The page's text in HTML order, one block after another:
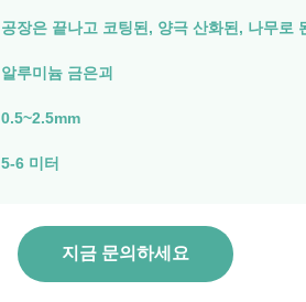
공장은 끝나고 코팅된, 양극 산화된, 나무로
알루미늄 금은괴
0.5~2.5mm
5-6 미터
지금 문의하세요